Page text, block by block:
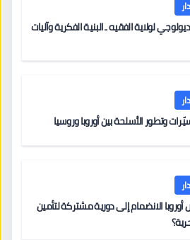
لولاية الفقيه ـ البنية الفكرية وآليات
وتطور الأسلحة بين أوروبا وروسيا
الانضمام إلى دورية مشتركة لتأمين